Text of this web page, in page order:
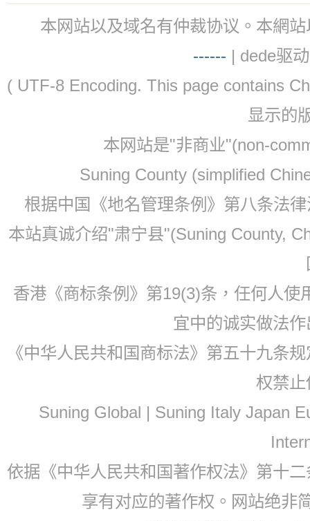
本网站以及域名有仲裁协议。本網
------ | dede驱
( UTF-8 Encoding. This page contains
显示的
本网站是"非商业"(non-
Suning County (simplified
根据中国《地名管理条例》第八条法
本站真诚介绍"肃宁县"(Suning County,
香港《商标条例》第19(3)条，任何人
宜中的诚实做法
《中华人民共和国商标法》第五十九条
权禁
Suning Global | Suning Italy Japan
依据《中华人民共和国著作权法》第十
享有对应的著作权。网站绝非